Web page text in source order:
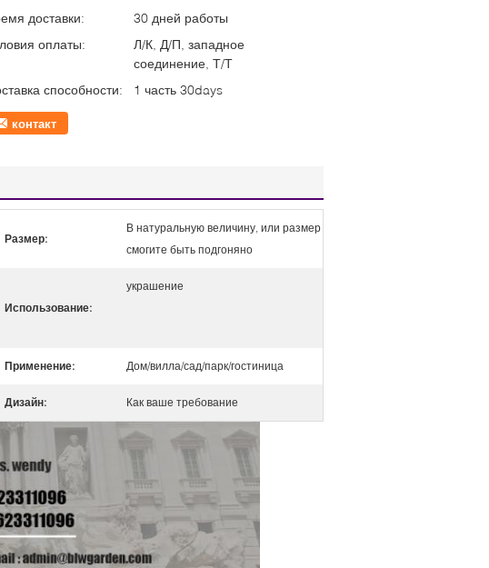
доставки:
30 дней работы
оплаты:
Л/К, Д/П, западное
соединение, Т/Т
способности:
1 часть 30days
контакт
Размер:
В натуральную величину, или размер
смогите быть подгоняно
Использование:
украшение
Применение: Дом/вилла/сад/парк/гостиница
Дизайн: Как ваше требование